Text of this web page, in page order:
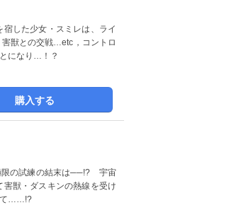
した少女・スミレは、ライ
獣との交戦…etc，コントロ
になり…！？
購入する
限の試練の結末は──!? 宇宙
獣・ダスキンの熱線を受け
て……!?